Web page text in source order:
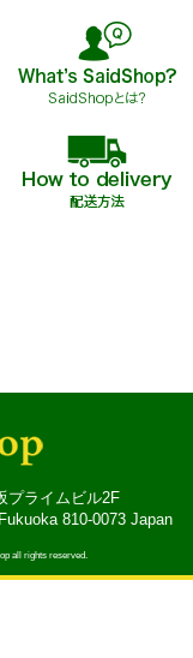
プライムビル2F
810-0073 Japan
all rights reserved.